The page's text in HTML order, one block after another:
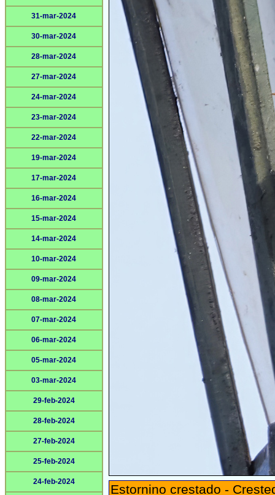
31-mar-2024
30-mar-2024
28-mar-2024
27-mar-2024
24-mar-2024
23-mar-2024
22-mar-2024
19-mar-2024
17-mar-2024
16-mar-2024
15-mar-2024
14-mar-2024
10-mar-2024
09-mar-2024
08-mar-2024
07-mar-2024
06-mar-2024
05-mar-2024
03-mar-2024
29-feb-2024
28-feb-2024
27-feb-2024
25-feb-2024
24-feb-2024
Estornino crestado -